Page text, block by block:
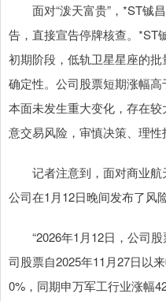
面对“泼天富贵”，*ST铖
告，直接宣告停牌核查。*ST
初期阶段，低轨卫星星座的
确定性。公司股票短期涨幅
本面未发生重大变化，存在
意交易风险，审慎决策、理性
记者注意到，面对商业航
公司在1月12日晚间发布了风
“2026年1月12日，公司股
司股票自2025年11月27日以
0%，同期申万军工行业涨幅